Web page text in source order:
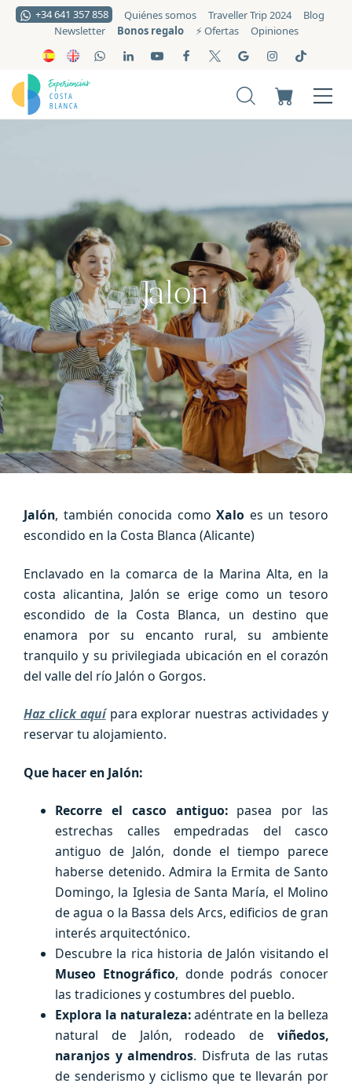
+34 641 357 858 Quiénes somos Traveller Trip 2024
Blog
Newsletter
Bonos regalo ⚡️ Ofertas Opiniones
Jalon
Jalón, también conocida comoXalo es un tesoro
escondido en la Costa Blanca (Alicante)
Enclavado en la comarca de la Marina Alta, en la
costa alicantina, Jalón se erige como un tesoro
escondido de la Costa Blanca, un destino que
enamora por su encanto rural, su ambiente
tranquilo y su privilegiada ubicación en el corazón
del valle del río Jalón o Gorgos.
Haz click aquípara explorar nuestras actividades y
reservar tu alojamiento.
Que hacer en Jalón:
Recorre el casco antiguo:pasea por las
estrechas calles empedradas del casco
antiguo de Jalón, donde el tiempo parece
haberse detenido. Admira la Ermita de Santo
Domingo, la Iglesia de Santa María, el Molino
de agua o la Bassa dels Arcs, edificios de gran
interés arquitectónico.
Descubre la rica historia de Jalón visitando el
Museo Etnográfico, donde podrás conocer
las tradiciones y costumbres del pueblo.
Explora la naturaleza:adéntrate en la belleza
natural de Jalón, rodeado de viñedos,
naranjos y almendros. Disfruta de las rutas
de senderismo y ciclismo que te llevarán por